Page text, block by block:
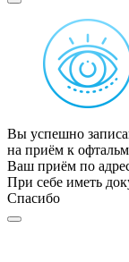
Вы успешно
на приём к
Ваш приём по
При себе иметь
Спасибо